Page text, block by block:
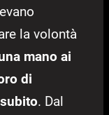
la volontà
mano ai
di
. Dal